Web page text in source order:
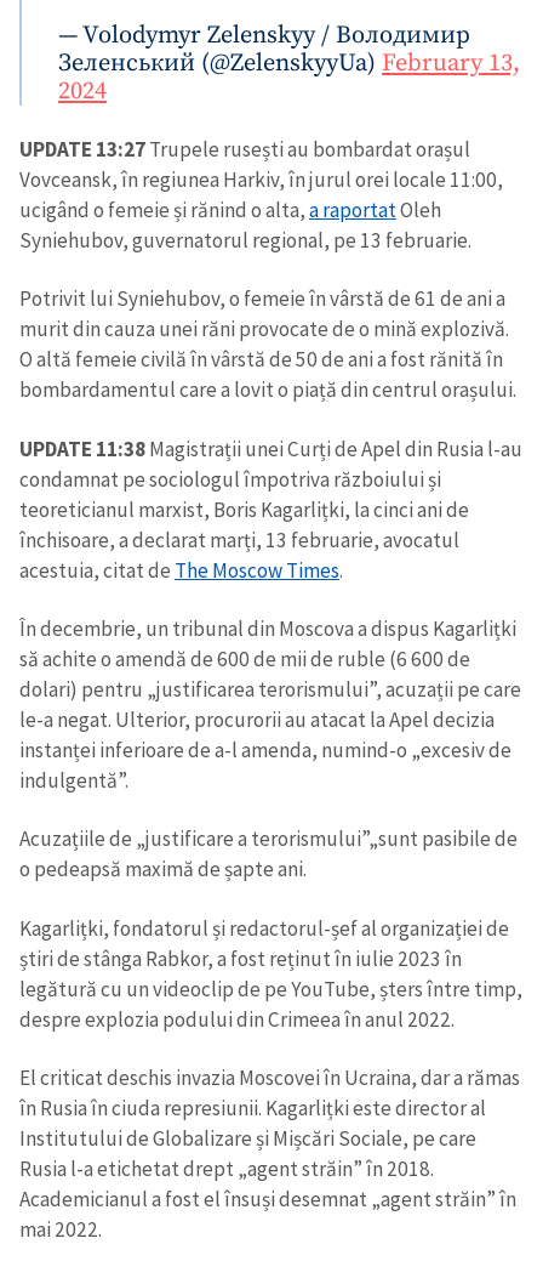
Trimite o informație
Despre ZdG
in English
на русском
— Volodymyr Zelenskyy / Володимир
Зеленський (@ZelenskyyUa) February 13,
2024
UPDATE 13:27Trupele rusești au bombardat orașul
Vovceansk, în regiunea Harkiv, în jurul orei locale 11:00,
ucigând o femeie și rănind o alta,a raportatOleh
Syniehubov, guvernatorul regional, pe 13 februarie.
Potrivit lui Syniehubov, o femeie în vârstă de 61 de ani a
murit din cauza unei răni provocate de o mină explozivă.
O altă femeie civilă în vârstă de 50 de ani a fost rănită în
bombardamentul care a lovit o piață din centrul orașului.
UPDATE 11:38Magistrații unei Curți de Apel din Rusia l-au
condamnat pe sociologul împotriva războiului și
teoreticianul marxist, Boris Kagarlițki, la cinci ani de
închisoare, a declarat marți, 13 februarie, avocatul
acestuia, citat de The Moscow Times.
În decembrie, un tribunal din Moscova a dispus Kagarlițki
să achite o amendă de 600 de mii de ruble (6 600 de
dolari) pentru „justificarea terorismului”, acuzații pe care
le-a negat. Ulterior, procurorii au atacat la Apel decizia
instanței inferioare de a-l amenda, numind-o „excesiv de
indulgentă”.
Acuzațiile de „justificare a terorismului”„sunt pasibile de
o pedeapsă maximă de șapte ani.
Kagarlițki, fondatorul și redactorul-șef al organizației de
știri de stânga Rabkor, a fost reținut în iulie 2023 în
legătură cu un videoclip de pe YouTube, șters între timp,
despre explozia podului din Crimeea în anul 2022.
El criticat deschis invazia Moscovei în Ucraina, dar a rămas
în Rusia în ciuda represiunii. Kagarlițki este director al
Institutului de Globalizare și Mișcări Sociale, pe care
Rusia l-a etichetat drept „agent străin” în 2018.
Academicianul a fost el însuși desemnat „agent străin” în
mai 2022.